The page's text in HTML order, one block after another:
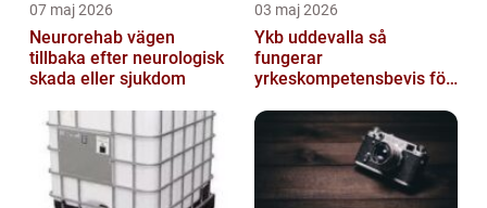
07 maj 2026
Neurorehab vägen
tillbaka efter neurologisk
skada eller sjukdom
03 maj 2026
Ykb uddevalla så
fungerar
yrkeskompetensbevis för